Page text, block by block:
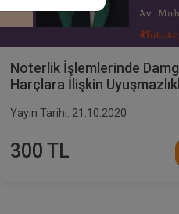
Noterlik İşlemlerinde
Harçlara İlişkin
Yayın Tarihi: 21.10.2020
300 TL